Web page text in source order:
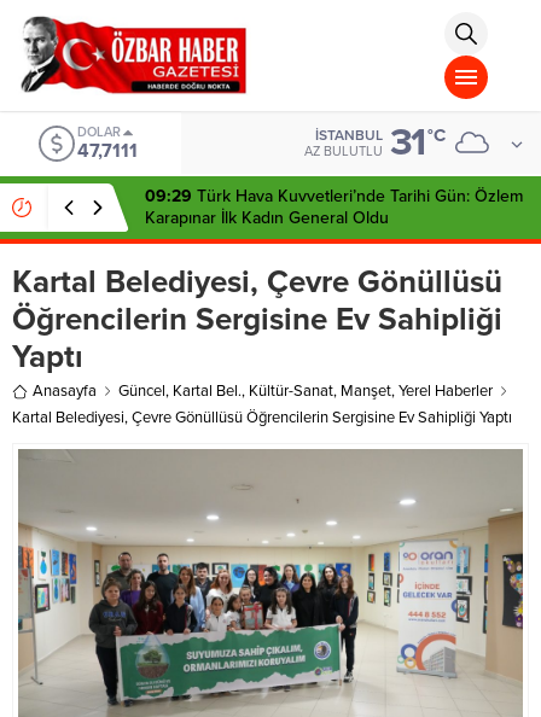
islami
chat
omegla
türk
sohbet
cinsel
sohbet
dini
chat
DOLAR
47,7111
İSTANBUL
AZ BULUTLU 31°C
09:29 Türk Hava Kuvvetleri’nde Tarihi Gün: Özlem
Karapınar İlk Kadın General Oldu
Kartal Belediyesi, Çevre Gönüllüsü
Öğrencilerin Sergisine Ev Sahipliği
Yaptı
Anasayfa Güncel, Kartal Bel., Kültür-Sanat, Manşet,Yerel Haberler
Kartal Belediyesi, Çevre Gönüllüsü Öğrencilerin Sergisine Ev Sahipliği Yaptı